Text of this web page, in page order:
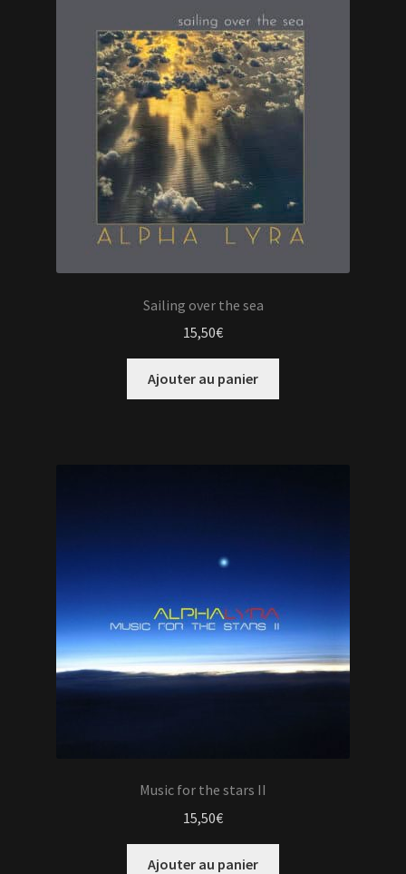
Sailing over the sea
15,50€
Ajouter au panier
Music for the stars II
15,50€
Ajouter au panier